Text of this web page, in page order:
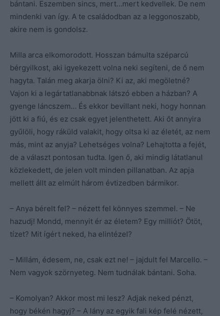
bántani. Eszemben sincs, mert…mert kedvellek. De nem
mindenki van így. A te családodban az a leggonoszabb,
akire nem is gondolsz.
Milla arca elkomorodott. Hosszan bámulta széparcú
bérgyilkost, aki igyekezett volna neki segíteni, de ő nem
hagyta. Talán meg akarja ölni? Ki az, aki megöletné?
Vajon ki a legártatlanabbnak látszó ebben a házban? A
gyenge láncszem… És ekkor bevillant neki, hogy honnan
jött ki a fiú, és ez csak egyet jelenthetett. Aki őt annyira
gyűlöli, hogy ráküld valakit, hogy oltsa ki az életét, az nem
más, mint az anyja? Lehetséges volna? Lehajtotta a fejét,
de a választ pontosan tudta. Igen ő, aki mindig látatlanul
közlekedett, de jelen volt minden pillanatban. Az apja
mellett állt az elmúlt három évtizedben bármikor.
– Anya bérelt fel? – nézett fel könnyes szemmel. – Ne
hazudj! Mondd, mennyit ér az életem? Egy milliót? Ötöt,
tízet? Mit ígért neked, ha elintézel?
– Millám, édesem, ne, csak ezt ne! – jajdult fel Marcello. –
Nem vagyok szörnyeteg. Nem tudnálak bántani. Soha.
– Komolyan? Akkor most mi lesz? Adjak neked pénzt,
hogy békén hagyj? – A lány az egyik fali kép felé nézett,